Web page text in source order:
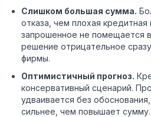
Слишком большая сумма.
отказа, чем плохая кредитная
запрошенное не помещается
решение отрицательное
фирмы.
Оптимистичный прогноз.
консервативный сценарий.
удваивается без
сильнее, чем повышает сумму.